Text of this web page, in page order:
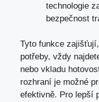
technologie
bezpečnost
Tyto funkce
potřeby, vždy
nebo vkladu
rozhraní je možné
efektivně. Pro lepší